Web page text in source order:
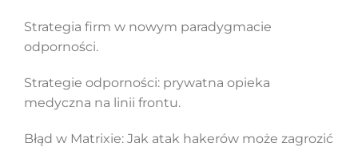
Strategia firm w nowym paradygmacie
odporności.
Strategie odporności: prywatna opieka
medyczna na linii frontu.
Błąd w Matrixie: Jak atak hakerów może zagrozić